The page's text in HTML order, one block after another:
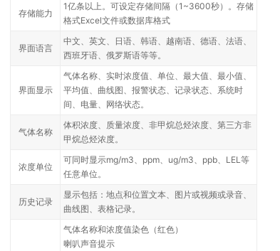
存储能力
1亿条以上。可设定存储间隔（1~3600秒）。存储
格式Excel文件或数据库格式
界面语言
中文、英文、日语、韩语、越南语、德语、法语、
西班牙语、俄罗斯语等等。
界面显示
气体名称、实时浓度值、单位、最大值、最小值、
平均值、曲线图、报警状态、记录状态、系统时
间、电量、网络状态。
气体名称
体积浓度、质量浓度、非甲烷总烃浓度、第三方非
甲烷总烃浓度。
浓度单位
可同时显示mg/m3、ppm、ug/m3、ppb、LEL等
任意单位。
历史记录
显示包括：地点和位置文本、图片或视频或录音、
曲线图、表格记录。
气体名称和浓度值染色（红色）
喇叭声音提示